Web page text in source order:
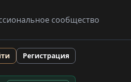
сообщество
Регистрация